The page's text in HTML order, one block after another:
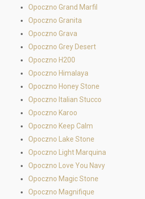
Opoczno Grand Marfil
Opoczno Granita
Opoczno Grava
Opoczno Grey Desert
Opoczno H200
Opoczno Himalaya
Opoczno Honey Stone
Opoczno Italian Stucco
Opoczno Karoo
Opoczno Keep Calm
Opoczno Lake Stone
Opoczno Light Marquina
Opoczno Love You Navy
Opoczno Magic Stone
Opoczno Magnifique